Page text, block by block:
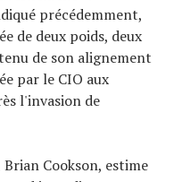
précédemment,
de deux poids, deux
de son alignement
par le CIO aux
l'invasion de
Cookson, estime